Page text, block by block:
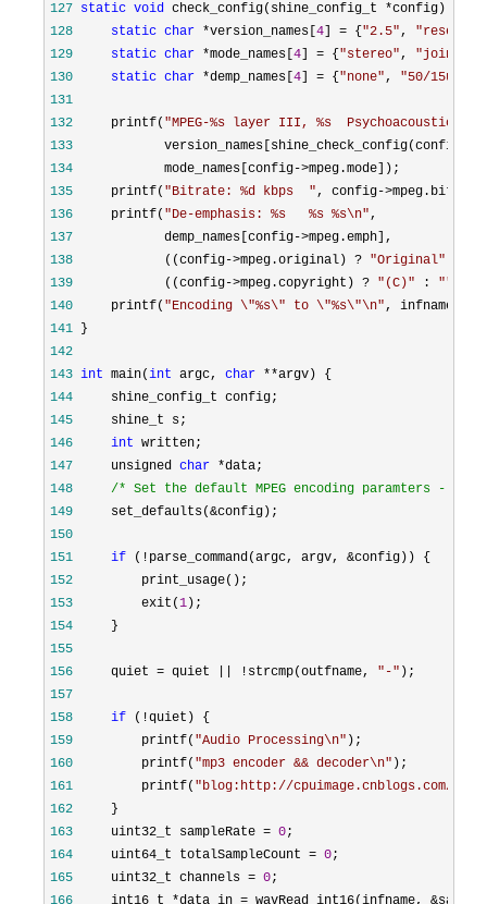
127 static void check_config(shine_config_t *
128
static char *version_names[ 4 ] = { "2.5", "reserved
129
static char *mode_names[ 4 ] = { "stereo", "joint-
130
static char *demp_names[ 4 ] = { "none", "50/15us
131
132
     printf(
"MPEG-%s layer III, %s  Psychoacoustic
133
version_names[shine_check_config(config-
134
            mode_names[config->
135
     printf(
"Bitrate: %d kbps ", config->
136
     printf(
"De-emphasis: %s   %s %s\n"
137
            demp_names[config->
138
            ((config->mpeg.original) ?
"Original"
139
            ((config->mpeg.copyright) ?
" (C)" : ""
140
     printf(
"Encoding \"%s\" to \"%s\"\n"
141
142
143 int main(int argc, char **
144
145
146
int
147
     unsigned
char *
148
/* Set the default MPEG encoding paramters -
149
     set_defaults(&
150
151
if (!parse_command(argc, argv, &
152
153
         exit(
1
154
155
156
     quiet = quiet || !strcmp(outfname,
" -"
157
158
if (!
159
         printf(
"Audio Processing\n"
160
         printf(
"mp3 encoder && decoder\n"
161
         printf(
"blog:http://cpuimage.cnblogs.com/\n
162
163
     uint32_t sampleRate =
0
164
     uint64_t totalSampleCount =
0
165
     uint32_t channels =
0
166
int16_t *data_in = wavRead_int16(infname,